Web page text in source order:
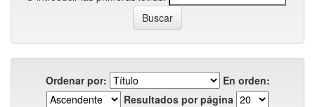
Ordenar por:
En orden:
Resultados por página